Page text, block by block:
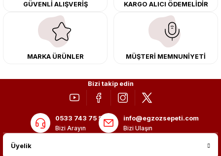
merkezimizde profesyonel montaj yapıyor, Türkiye’nin her yerine güvenli
kargo ile teslimat gerçekleştiriyoruz. Aracınıza değer katmak için doğru
adres: Egzoz Sepeti.
GÜVENLİ ALIŞVERİŞ KARGO ALICI ÖDEMELİDİR
MARKA ÜRÜNLER MÜŞTERİ MEMNUNİYETİ
Bizi takip edin
0533 743 75 56
Bizi Arayın
info@egzozsepeti.com
Bizi Ulaşın
Üyelik